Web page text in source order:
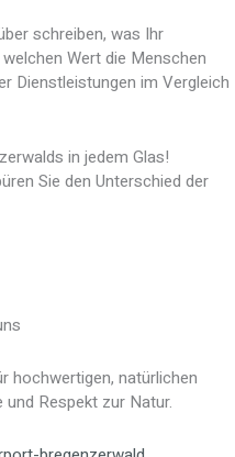
schreiben, was Ihr
Wert die Menschen
Dienstleistungen im Vergleich
in jedem Glas!
Sie den Unterschied der
hochwertigen, natürlichen
Respekt zur Natur.